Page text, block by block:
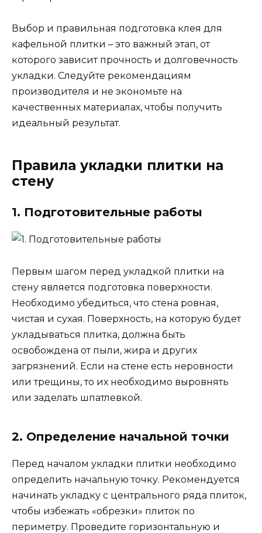
Выбор и правильная подготовка клея для
кафельной плитки – это важный этап, от
которого зависит прочность и долговечность
укладки. Следуйте рекомендациям
производителя и не экономьте на
качественных материалах, чтобы получить
идеальный результат.
Правила укладки плитки на
стену
1. Подготовительные работы
Первым шагом перед укладкой плитки на
стену является подготовка поверхности.
Необходимо убедиться, что стена ровная,
чистая и сухая. Поверхность, на которую будет
укладываться плитка, должна быть
освобождена от пыли, жира и других
загрязнений. Если на стене есть неровности
или трещины, то их необходимо выровнять
или заделать шпатлевкой.
2. Определение начальной точки
Перед началом укладки плитки необходимо
определить начальную точку. Рекомендуется
начинать укладку с центрального ряда плиток,
чтобы избежать «обрезки» плиток по
периметру. Проведите горизонтальную и